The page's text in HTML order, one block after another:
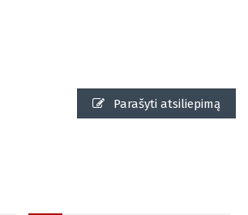
Parašyti atsiliepimą